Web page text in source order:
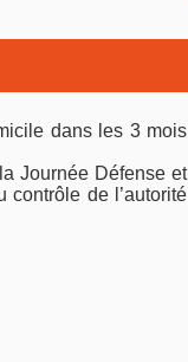
dans les 3 mois
Journée Défense et
contrôle de l’autorité